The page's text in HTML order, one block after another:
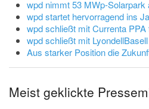
wpd nimmt 53 MWp-
wpd startet hervorragend ins
wpd schließt mit Currenta
wpd schließt mit
Aus starker Position die
Meist geklickte